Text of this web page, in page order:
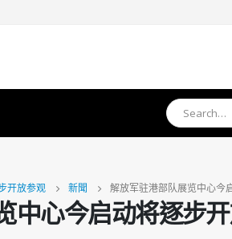
开放参观 新聞 解放军驻港部队展览中心今
中心今启动将逐步